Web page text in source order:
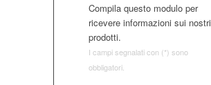
Compila questo modulo per
ricevere informazioni sui nostri
prodotti.
I campi segnalati con (*) sono
obbligatori.